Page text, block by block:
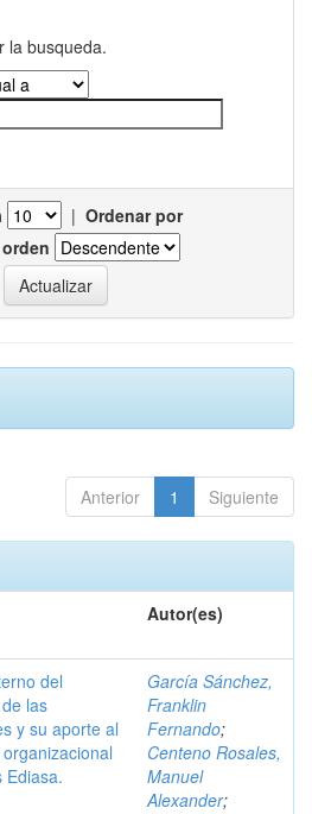
la busqueda.
| Ordenar por
Anterior 1 Siguiente
Autor(es)
del
las
y su aporte al
Ediasa.
García Sánchez,
Franklin
Fernando;
Centeno Rosales,
Manuel
Alexander;